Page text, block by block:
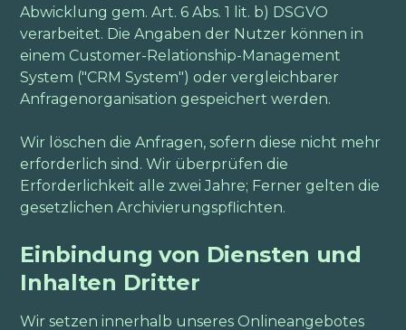
Abwicklung gem. Art. 6 Abs. 1 lit. b) DSGVO
verarbeitet. Die Angaben der Nutzer können in
einem Customer-Relationship-Management
System ("CRM System") oder vergleichbarer
Anfragenorganisation gespeichert werden.
Wir löschen die Anfragen, sofern diese nicht mehr
erforderlich sind. Wir überprüfen die
Erforderlichkeit alle zwei Jahre; Ferner gelten die
gesetzlichen Archivierungspflichten.
Einbindung von Diensten und
Inhalten Dritter
Wir setzen innerhalb unseres Onlineangebotes